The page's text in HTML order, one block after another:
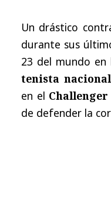
Un drástico
durante sus
23 del mundo en
tenista
en el
de defender la